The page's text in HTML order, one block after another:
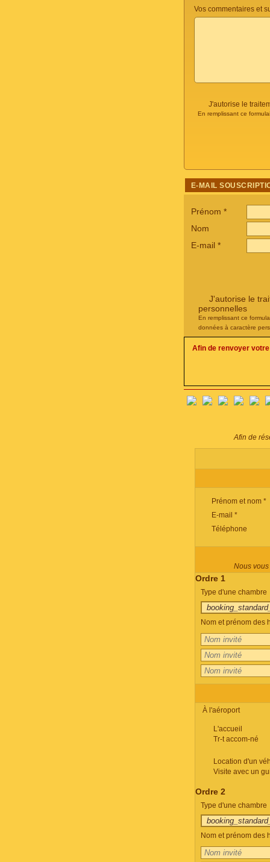
Vos commentaires et
J'autorise le
En remplissant ce
E-MAIL
Prénom *
Nom
E-mail *
J'autorise le
personnelles
En remplissant ce
données à caractère
Afin de renvoyer
Afin de
Prénom et nom *
E-mail *
Téléphone
Nous
Ordre 1
Type d'une chambre
Nom et prénom des
À l'aéroport
L'accueil
Tr-t accom-né
Location d'un
Visite avec un
Ordre 2
Type d'une chambre
Nom et prénom des